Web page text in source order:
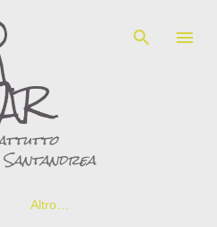
principali
Altro…